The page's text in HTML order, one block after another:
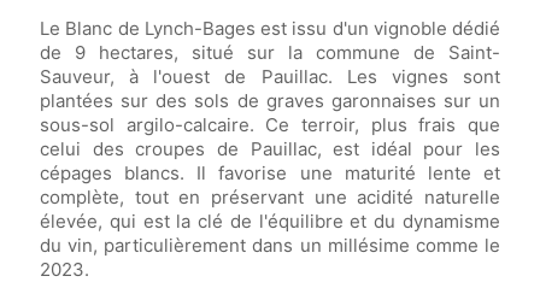
Le Blanc de Lynch-Bages est issu d'un vignoble dédié
de 9 hectares, situé sur la commune de Saint-
Sauveur, à l'ouest de Pauillac. Les vignes sont
plantées sur des sols de graves garonnaises sur un
sous-sol argilo-calcaire. Ce terroir, plus frais que
celui des croupes de Pauillac, est idéal pour les
cépages blancs. Il favorise une maturité lente et
complète, tout en préservant une acidité naturelle
élevée, qui est la clé de l'équilibre et du dynamisme
du vin, particulièrement dans un millésime comme le
2023.